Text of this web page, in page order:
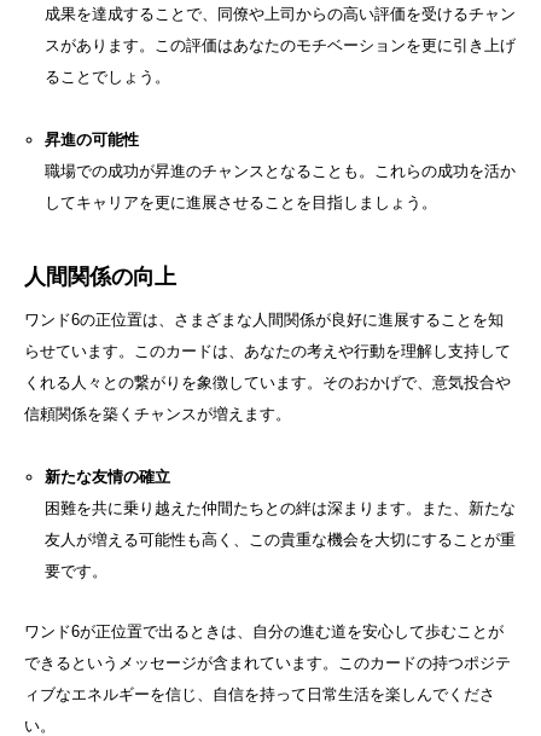
成果を達成することで、同僚や上司からの高い評価を受けるチャン
スがあります。この評価はあなたのモチベーションを更に引き上げ
ることでしょう。
昇進の可能性
職場での成功が昇進のチャンスとなることも。これらの成功を活か
してキャリアを更に進展させることを目指しましょう。
人間関係の向上
ワンド6の正位置は、さまざまな人間関係が良好に進展することを知
らせています。このカードは、あなたの考えや行動を理解し支持して
くれる人々との繋がりを象徴しています。そのおかげで、意気投合や
信頼関係を築くチャンスが増えます。
新たな友情の確立
困難を共に乗り越えた仲間たちとの絆は深まります。また、新たな
友人が増える可能性も高く、この貴重な機会を大切にすることが重
要です。
ワンド6が正位置で出るときは、自分の進む道を安心して歩むことが
できるというメッセージが含まれています。このカードの持つポジテ
ィブなエネルギーを信じ、自信を持って日常生活を楽しんでくださ
い。